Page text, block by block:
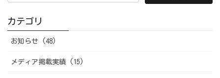
カテゴリ
お知らせ (48)
メディア掲載実績 (15)